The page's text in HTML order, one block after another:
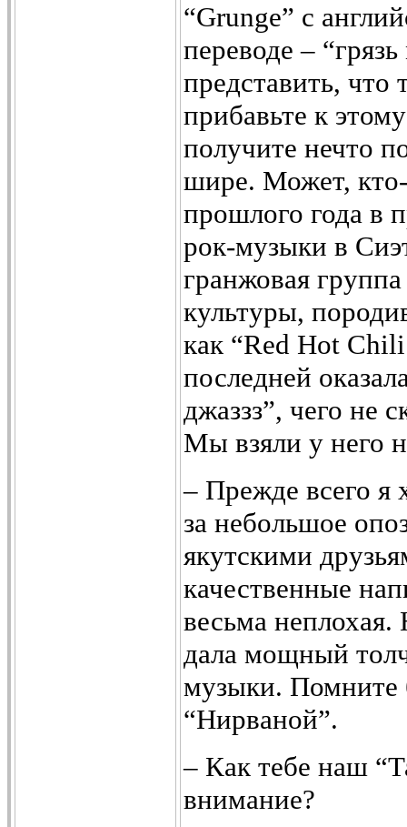
“Grunge” с
переводе –
представить, что
прибавьте к этому
получите нечто
шире. Может, кто-
прошлого года в
рок-музыки в
гранжовая
культуры,
как “Red Hot Chili
последней
джаззз”, чего не
Мы взяли у него
– Прежде всего я
за небольшое
якутскими
качественные
весьма неплохая.
дала мощный
музыки. Помните
“Нирваной”.
– Как тебе наш
внимание?